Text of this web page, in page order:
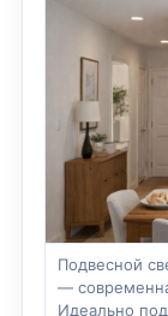
Подвесной
—
Идеально